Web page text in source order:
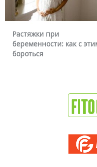
Растяжки при
беременности: как с
бороться